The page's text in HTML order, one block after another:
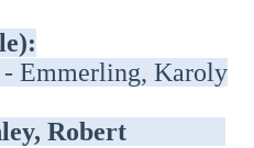
- Emmerling, Karoly
Robert